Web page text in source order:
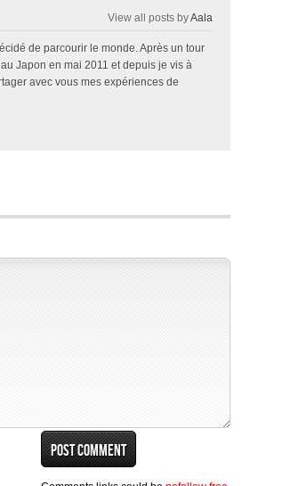
View all posts byAala
de parcourir le monde. Après un tour
Japon en mai 2011 et depuis je vis à
avec vous mes expériences de